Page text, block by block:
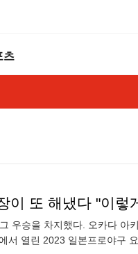
츠
또 해냈다 "이렇
우승을 차지했다. 오카다 아
열린 2023 일본프로야구